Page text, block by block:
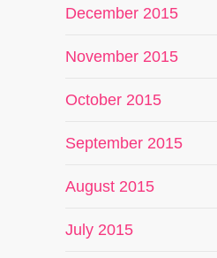
December 2015
November 2015
October 2015
September 2015
August 2015
July 2015